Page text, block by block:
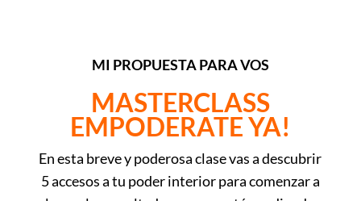
MI PROPUESTA PARA VOS
MASTERCLASS
EMPODERATE YA!
En esta breve y poderosa clase vas a descubrir
5 accesos a tu poder interior para comenzar a